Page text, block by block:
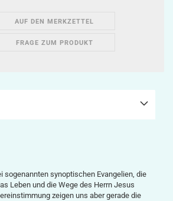
AUF DEN MERKZETTEL
FRAGE ZUM PRODUKT
sogenannten synoptischen Evangelien, die
Leben und die Wege des Herrn Jesus
zeigen uns aber gerade die